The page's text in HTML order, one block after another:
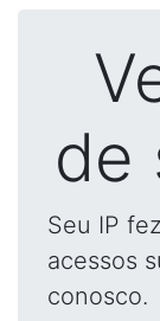
de
Seu IP
acessos
conosco.